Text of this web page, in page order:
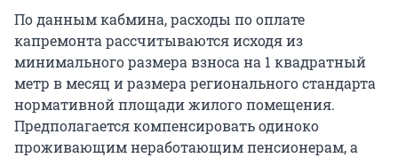
По данным кабмина, расходы по оплате
капремонта рассчитываются исходя из
минимального размера взноса на 1 квадратный
метр в месяц и размера регионального стандарта
нормативной площади жилого помещения.
Предполагается компенсировать одиноко
проживающим неработающим пенсионерам, а